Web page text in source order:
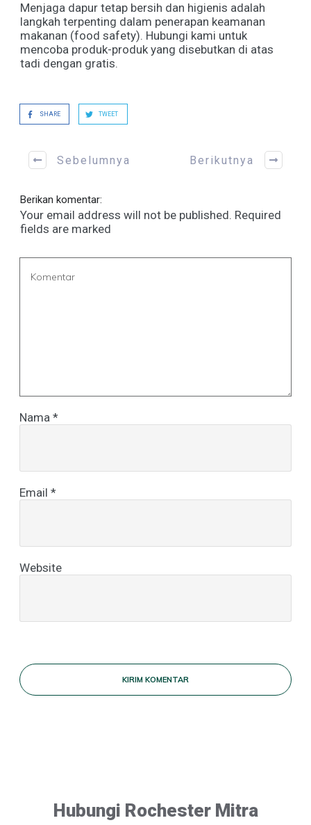
Menjaga dapur tetap bersih dan higienis adalah
langkah terpenting dalam penerapan keamanan
makanan (food safety). Hubungi kami untuk
mencoba produk-produk yang disebutkan di atas
tadi dengan gratis.
SHARE TWEET
Sebelumnya Berikutnya
Berikan komentar:
Your email address will not be published. Required
fields are marked
Nama *
Email *
Website
KIRIM KOMENTAR
Hubungi Rochester Mitra